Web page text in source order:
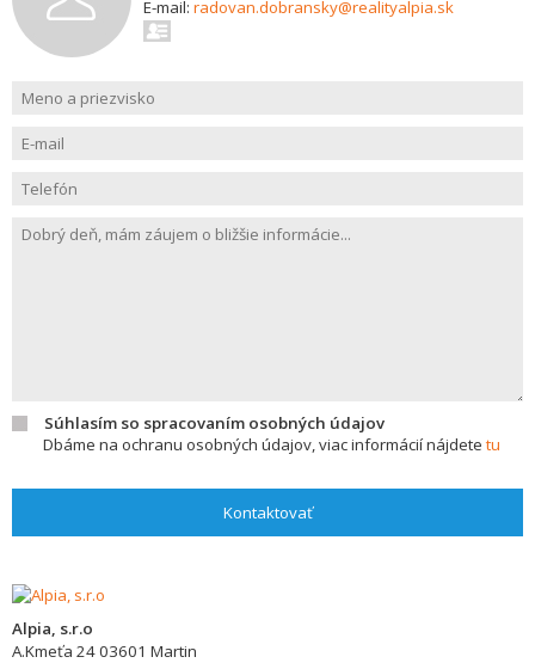
E-mail: radovan.dobransky@realityalpia.sk
Súhlasím so spracovaním osobných údajov
Dbáme na ochranu osobných údajov, viac informácií nájdete tu
Kontaktovať
Alpia, s.r.o
A.Kmeťa 2403601 Martin